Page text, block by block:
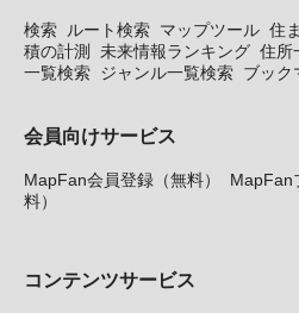
検索 ルート検索 マップツール 住
積の計測
未来情報ランキング 住所
一覧検索 ジャンル一覧検索 ブック
会員向けサービス
MapFan会員登録（無料）
MapFan
料）
コンテンツサービス